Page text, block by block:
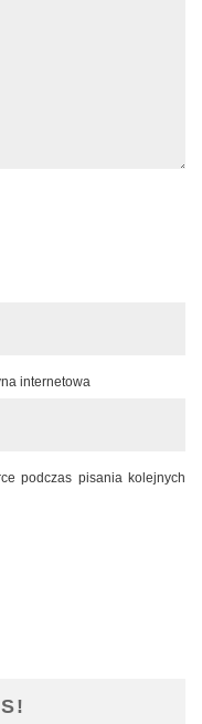
internetowa
podczas pisania kolejnych